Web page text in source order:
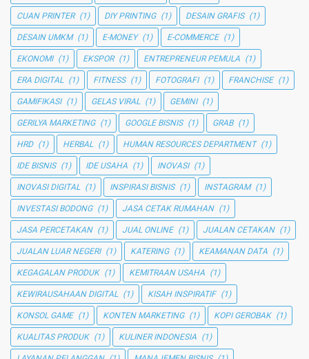
CUAN PRINTER (1) DIY PRINTING (1) DESAIN GRAFIS (1)
DESAIN UMKM (1) E-MONEY (1) E-COMMERCE (1)
EKONOMI (1) EKSPOR (1) ENTREPRENEUR PEMULA (1)
ERA DIGITAL (1) FITNESS (1) FOTOGRAFI (1) FRANCHISE (1)
GAMIFIKASI (1) GELAS VIRAL (1) GEMINI (1)
GERILYA MARKETING (1) GOOGLE BISNIS (1) GRAB (1)
HRD (1) HERBAL (1) HUMAN RESOURCES DEPARTMENT (1)
IDE BISNIS (1) IDE USAHA (1) INOVASI (1)
INOVASI DIGITAL (1) INSPIRASI BISNIS (1) INSTAGRAM (1)
INVESTASI BODONG (1) JASA CETAK RUMAHAN (1)
JASA PERCETAKAN (1) JUAL ONLINE (1) JUALAN CETAKAN (1)
JUALAN LUAR NEGERI (1) KATERING (1) KEAMANAN DATA (1)
KEGAGALAN PRODUK (1) KEMITRAAN USAHA (1)
KEWIRAUSAHAAN DIGITAL (1) KISAH INSPIRATIF (1)
KONSOL GAME (1) KONTEN MARKETING (1) KOPI GEROBAK (1)
KUALITAS PRODUK (1) KULINER INDONESIA (1)